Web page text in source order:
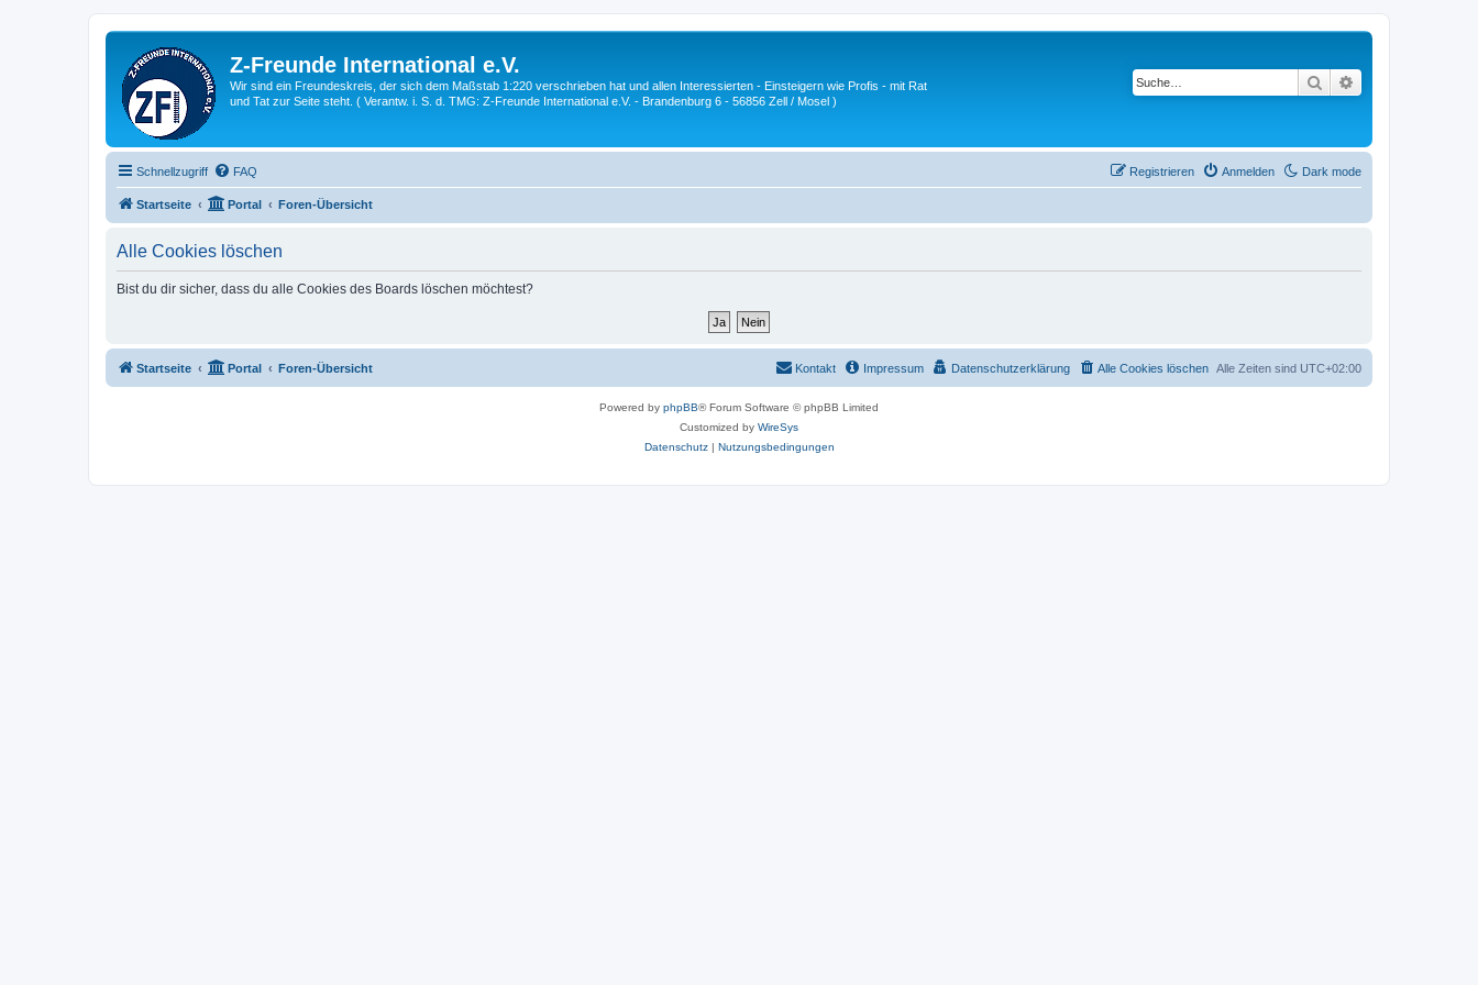
Z-Freunde International e.V.
Wir sind ein Freundeskreis, der sich dem Maßstab 1:220 verschrieben hat und allen Interessierten - Einsteigern wie Profis - mit Rat
und Tat zur Seite steht. ( Verantw. i. S. d. TMG: Z-Freunde International e.V. - Brandenburg 6 - 56856 Zell / Mosel )
Suche
Schnellzugriff Dark mode
FAQ Anmelden
Registrieren
Startseite Portal Foren-Übersicht
Alle Cookies löschen
Bist du dir sicher, dass du alle Cookies des Boards löschen möchtest?
Startseite Portal Foren-Übersicht Alle Zeiten sind UTC+02:00
Alle Cookies löschen
Datenschutzerklärung
Impressum
Kontakt
Powered by phpBB® Forum Software © phpBB Limited
Customized by WireSys
Datenschutz| Nutzungsbedingungen